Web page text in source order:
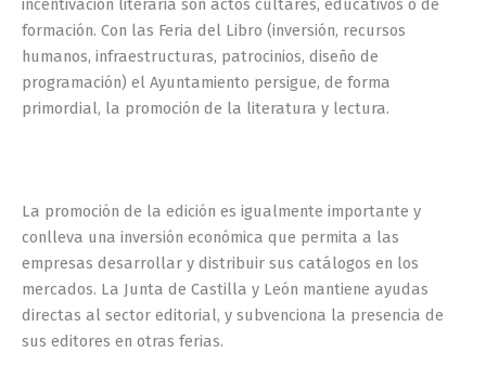
incentivación literaria son actos cultares, educativos o de
formación. Con las Feria del Libro (inversión, recursos
humanos, infraestructuras, patrocinios, diseño de
programación) el Ayuntamiento persigue, de forma
primordial, la promoción de la literatura y lectura.
La promoción de la edición es igualmente importante y
conlleva una inversión económica que permita a las
empresas desarrollar y distribuir sus catálogos en los
mercados. La Junta de Castilla y León mantiene ayudas
directas al sector editorial, y subvenciona la presencia de
sus editores en otras ferias.